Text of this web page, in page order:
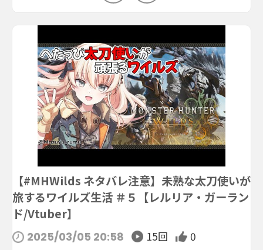
【#MHWilds ネタバレ注意】未熟な太刀使いが
旅するワイルズ生活 ＃５【レルリア・ガーラン
ド/Vtuber】
2025/03/05 20:58 15回
0